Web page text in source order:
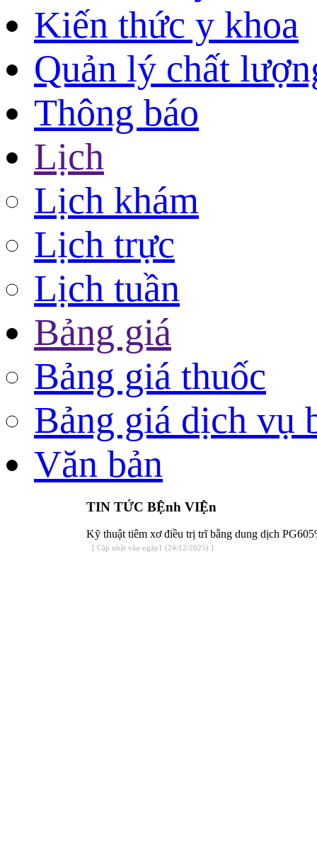
Kiến thức y khoa
Quản lý chất
Thông báo
Lịch
Lịch khám
Lịch trực
Lịch tuần
Bảng giá
Bảng giá thuốc
Bảng giá dịch vụ
Văn bản
TIN TỨC BỆnh VIỆn
Kỹ thuật tiêm xơ điều trị trĩ bằng dung dịch
[ Cập nhật vào ngày1 (24/12/2025) ]